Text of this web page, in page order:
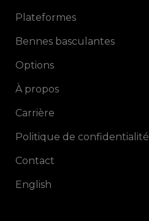
Plateformes
Bennes basculantes
Options
À propos
Carrière
Politique de confidentialité
Contact
English